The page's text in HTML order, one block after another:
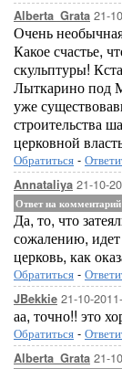
Alberta_Grata 21-
Очень
Какое счастье,
скульптуры!
Лыткарино под
уже
строительства
церковной
Обратиться -
Annataliya 21-10-
Ответ на
Да, то, что
сожалению,
церковь, как
Обратиться -
JBekkie 21-10-
аа, точно!! это
Обратиться -
Alberta_Grata 21-